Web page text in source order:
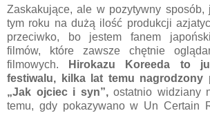
Zaskakujące, ale w pozytywny sposób,
tym roku na dużą ilość produkcji
przeciwko, bo jestem fanem
filmów, które zawsze chętnie
filmowych.
Hirokazu Koreeda to
festiwalu, kilka lat temu nagrodzony
„Jak ojciec i syn”,ostatnio widziany
temu, gdy pokazywano w Un Certain